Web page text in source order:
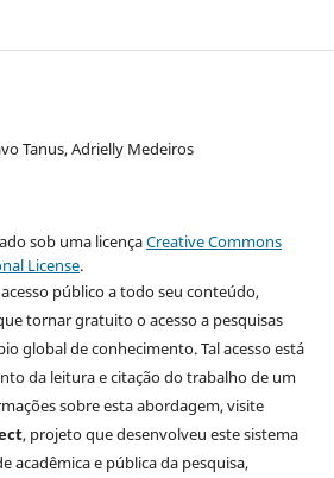
Tanus, Adrielly Medeiros
sob uma licençaCreative Commons
License.
público a todo seu conteúdo,
tornar gratuito o acesso a pesquisas
global de conhecimento. Tal acesso está
da leitura e citação do trabalho de um
sobre esta abordagem, visite
, projeto que desenvolveu este sistema
acadêmica e pública da pesquisa,